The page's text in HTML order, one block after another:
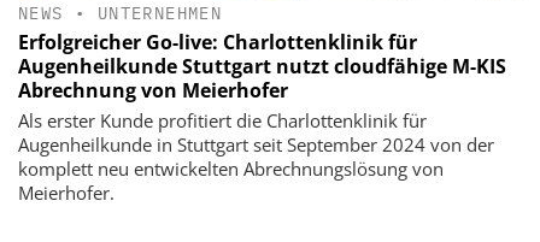
NEWS • UNTERNEHMEN
Erfolgreicher Go-live: Charlottenklinik für
Augenheilkunde Stuttgart nutzt cloudfähige M-KIS
Abrechnung von Meierhofer
Als erster Kunde profitiert die Charlottenklinik für
Augenheilkunde in Stuttgart seit September 2024 von der
komplett neu entwickelten Abrechnungslösung von
Meierhofer.